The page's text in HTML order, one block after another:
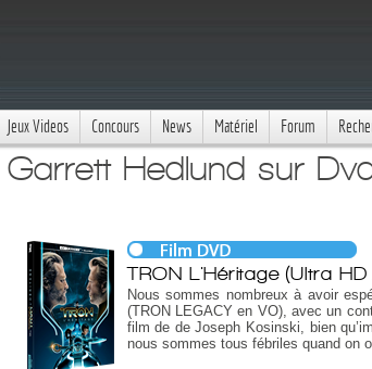
Jeux Videos Concours News Matériel Forum
Garrett Hedlund sur
TRON L'Héritage (Ultra
Nous sommes nombreux à avoir
(TRON LEGACY en VO), avec un
film de de Joseph Kosinski, bien
nous sommes tous fébriles quand on